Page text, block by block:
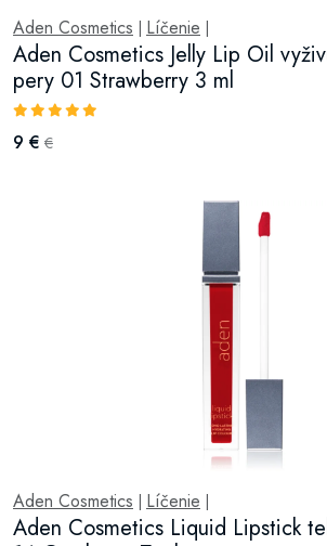
Aden Cosmetics Líčenie
Aden Cosmetics Jelly Lip Oil
pery 01 Strawberry 3 ml
9 € €
Aden Cosmetics Líčenie
Aden Cosmetics Liquid Lipstick